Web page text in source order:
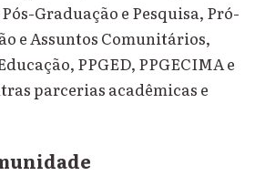
Graduação e Pesquisa, Pró-
e Assuntos Comunitários,
PPGED, PPGECIMA e
parcerias acadêmicas e